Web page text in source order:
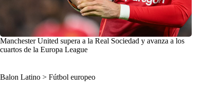
Manchester United supera a la Real Sociedad y avanza a los
cuartos de la Europa League
Balon Latino > Fútbol europeo